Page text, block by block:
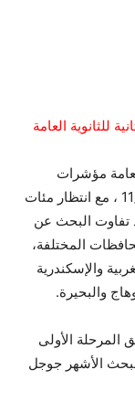
للثانوية العامة
مؤشرات
البحث على موقع جوجل اليوم الثلاثاء 11/8/2015 ، مع انتظار مئات
تفاوت البحث عن
المختلفة،
والإسكندرية
والبحيرة.
المرحلة الأولى
الأشهر جوجل